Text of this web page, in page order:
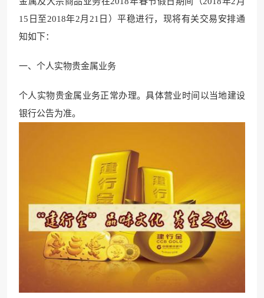
15日至2018年2月21日）平稳进行，现将有关交易安排通
知如下：
一、个人实物贵金属业务
个人实物贵金属业务正常办理。具体营业时间以当地建设
银行公告为准。